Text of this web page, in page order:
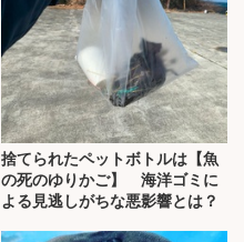
捨てられたペットボトルは【魚
の死のゆりかご】 海洋ゴミに
よる見逃しがちな悪影響とは？